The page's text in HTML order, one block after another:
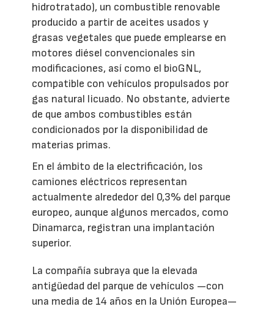
hidrotratado), un combustible renovable
producido a partir de aceites usados y
grasas vegetales que puede emplearse en
motores diésel convencionales sin
modificaciones, así como el bioGNL,
compatible con vehículos propulsados por
gas natural licuado. No obstante, advierte
de que ambos combustibles están
condicionados por la disponibilidad de
materias primas.
En el ámbito de la electrificación, los
camiones eléctricos representan
actualmente alrededor del 0,3% del parque
europeo, aunque algunos mercados, como
Dinamarca, registran una implantación
superior.
La compañía subraya que la elevada
antigüedad del parque de vehículos —con
una media de 14 años en la Unión Europea—